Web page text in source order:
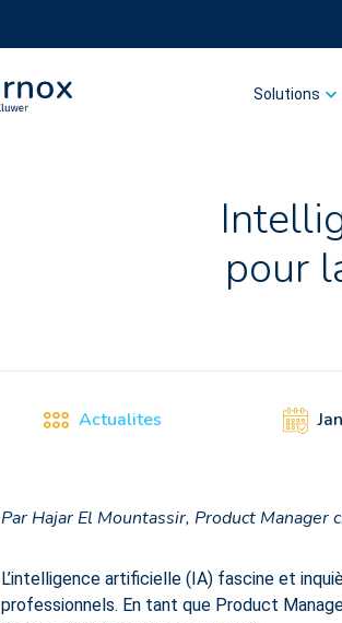
Solutions
pour
Actualites
Par Hajar El Mountassir, Product Manager
L’intelligence artificielle (IA) fascine et
professionnels. En tant que Product